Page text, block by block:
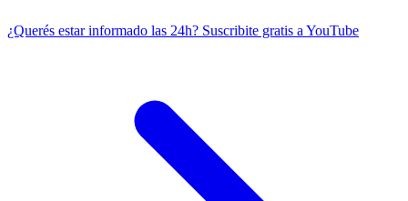
¿Querés estar informado las 24h? Suscribite gratis a YouTube